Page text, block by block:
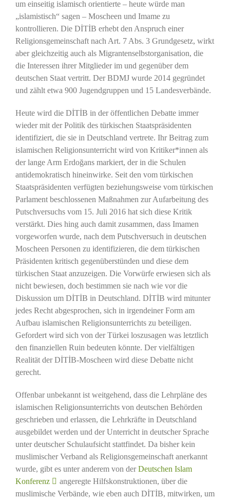
um einseitig islamisch orientierte – heute würde man
„islamistisch“ sagen – Moscheen und Imame zu
kontrollieren. Die DİTİB erhebt den Anspruch einer
Religionsgemeinschaft nach Art. 7 Abs. 3 Grundgesetz, wirkt
aber gleichzeitig auch als Migrantenselbstorganisation, die
die Interessen ihrer Mitglieder im und gegenüber dem
deutschen Staat vertritt. Der BDMJ wurde 2014 gegründet
und zählt etwa 900 Jugendgruppen und 15 Landesverbände.
Heute wird die DİTİB in der öffentlichen Debatte immer
wieder mit der Politik des türkischen Staatspräsidenten
identifiziert, die sie in Deutschland vertrete. Ihr Beitrag zum
islamischen Religionsunterricht wird von Kritiker*innen als
der lange Arm Erdoğans markiert, der in die Schulen
antidemokratisch hineinwirke. Seit den vom türkischen
Staatspräsidenten verfügten beziehungsweise vom türkischen
Parlament beschlossenen Maßnahmen zur Aufarbeitung des
Putschversuchs vom 15. Juli 2016 hat sich diese Kritik
verstärkt. Dies hing auch damit zusammen, dass Imamen
vorgeworfen wurde, nach dem Putschversuch in deutschen
Moscheen Personen zu identifizieren, die dem türkischen
Präsidenten kritisch gegenüberstünden und diese dem
türkischen Staat anzuzeigen. Die Vorwürfe erwiesen sich als
nicht bewiesen, doch bestimmen sie nach wie vor die
Diskussion um DİTİB in Deutschland. DİTİB wird mitunter
jedes Recht abgesprochen, sich in irgendeiner Form am
Aufbau islamischen Religionsunterrichts zu beteiligen.
Gefordert wird sich von der Türkei loszusagen was letztlich
den finanziellen Ruin bedeuten könnte. Der vielfältigen
Realität der DİTİB-Moscheen wird diese Debatte nicht
gerecht.
Offenbar unbekannt ist weitgehend, dass die Lehrpläne des
islamischen Religionsunterrichts von deutschen Behörden
geschrieben und erlassen, die Lehrkräfte in Deutschland
ausgebildet werden und der Unterricht in deutscher Sprache
unter deutscher Schulaufsicht stattfindet. Da bisher kein
muslimischer Verband als Religionsgemeinschaft anerkannt
wurde, gibt es unter anderem von derDeutschen Islam
Konferenz
angeregte Hilfskonstruktionen, über die
muslimische Verbände, wie eben auch DİTİB, mitwirken, um